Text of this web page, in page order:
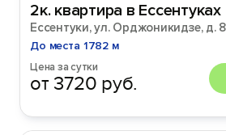
2к. квартира в Ессентуках
Ессентуки, ул. Орджоникидзе, д.
До места 1782 м
Цена за сутки
от 3720 руб.